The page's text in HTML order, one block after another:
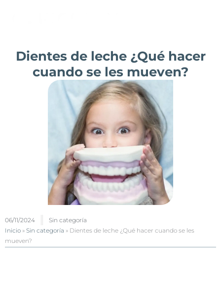
Dientes de leche ¿Qué hacer
cuando se les mueven?
06/11/2024
Sin categoría
Inicio » Sin categoría » Dientes de leche ¿Qué hacer cuando se les
mueven?